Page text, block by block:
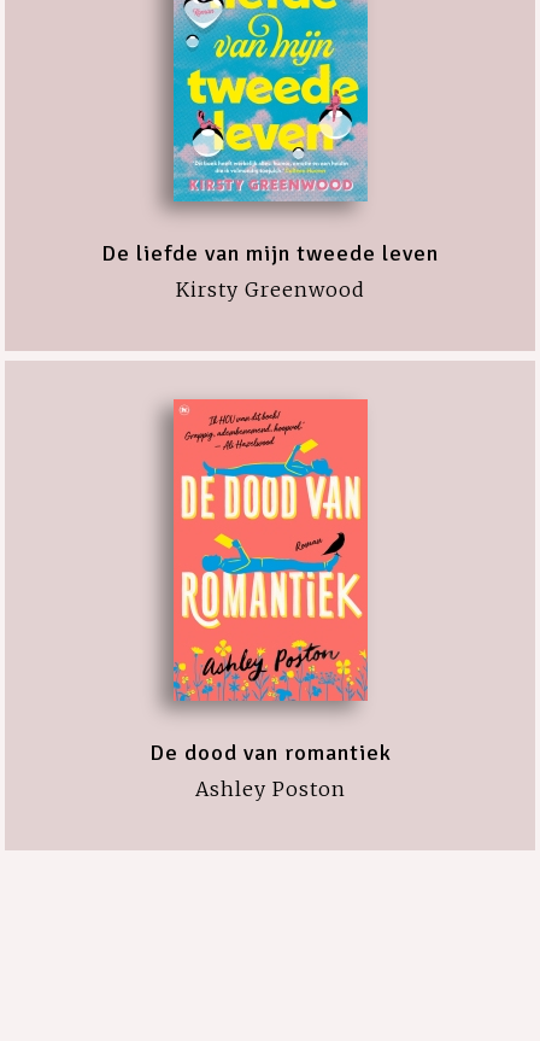
De liefde van mijn tweede leven
Kirsty Greenwood
De dood van romantiek
Ashley Poston